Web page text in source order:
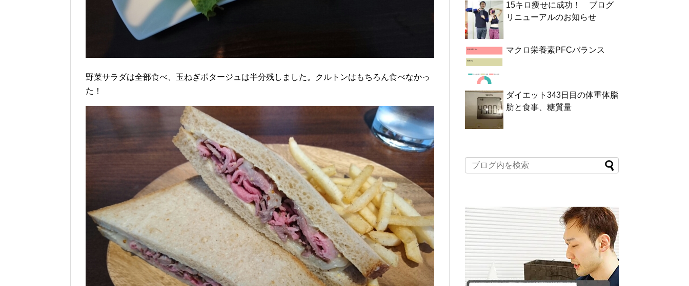
野菜サラダは全部食べ、玉ねぎポタージュは半分残しました。クルトンはもちろん食べなかっ
た！
15キロ痩せに成功！ ブログ
リニューアルのお知らせ
マクロ栄養素PFCバランス
ダイエット343日目の体重体脂
肪と食事、糖質量